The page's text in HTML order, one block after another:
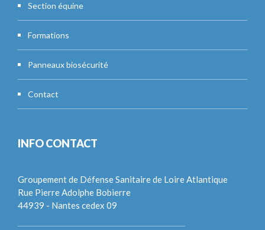
Section équine
Formations
Panneaux biosécurité
Contact
INFO CONTACT
Groupement de Défense Sanitaire de Loire Atlantique
Rue Pierre Adolphe Bobierre
44939 - Nantes cedex 09